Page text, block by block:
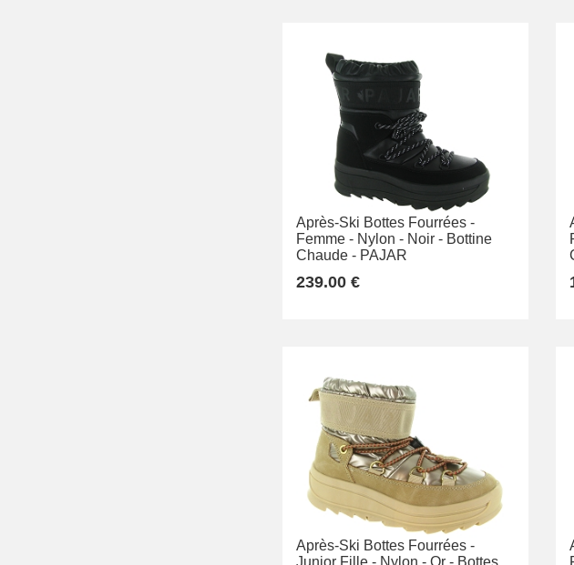
Après-Ski Bottes Fourrées -
Femme - Nylon - Noir - Bottine
Chaude - PAJAR
239.00 €
Après-Ski Bottes Fourrées -